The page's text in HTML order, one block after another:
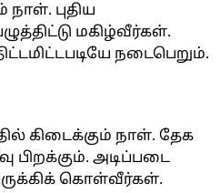
புதிய
மகிழ்வீர்கள்.
நடைபெறும்.
கிடைக்கும் நாள். தேக
பிறக்கும். அடிப்படை
கொள்வீர்கள்.